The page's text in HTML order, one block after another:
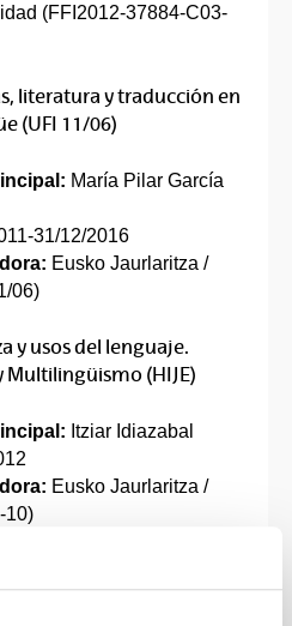
(FFI2012-37884-C03-
literatura y traducción en
(UFI 11/06)
María Pilar García
31/12/2016
Eusko Jaurlaritza /
06)
y usos del lenguaje.
Multilingüismo (HIJE)
Itziar Idiazabal
Eusko Jaurlaritza /
10)
Adquisición,
lenguas. Criterios